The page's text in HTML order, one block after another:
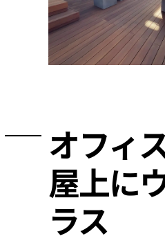
オフィ
屋上に
ラス